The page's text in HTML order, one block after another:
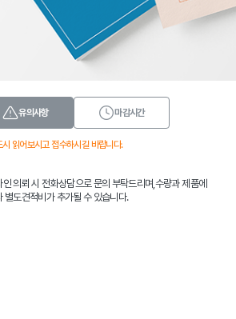
유의사항 마감시간
읽어보시고 접수하시길 바랍니다.
인 의뢰 시 전화상담으로 문의 부탁드리며,수량과 제품에
별도견적비가 추가될 수 있습니다.